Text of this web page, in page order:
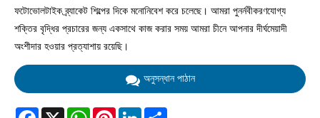
ফটোভোলটাইক ব্র্যাকেট শিল্পের দিকে মনোনিবেশ করে চলেছে। আমরা পুনর্নবীকরণযোগ্য
শক্তির বৃদ্ধির প্রচারের জন্য একসাথে কাজ করার সময় আমরা চীনে আপনার দীর্ঘমেয়াদী
অংশীদার হওয়ার প্রত্যাশায় রয়েছি।
অনুসন্ধান পাঠান
Facebook
X WhatsAppPinterestLinkedIn